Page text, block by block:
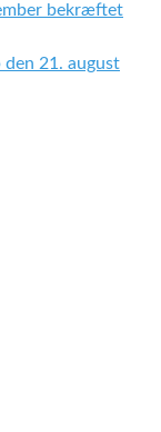
bekræftet
21. august